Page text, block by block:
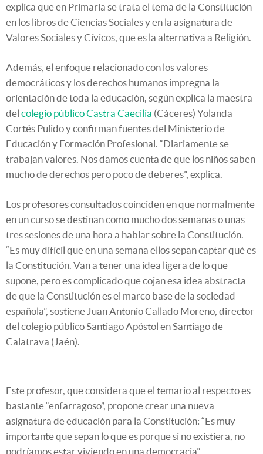
explica que en Primaria se trata el tema de la Constitución
en los libros de Ciencias Sociales y en la asignatura de
Valores Sociales y Cívicos, que es la alternativa a Religión.
Además, el enfoque relacionado con los valores
democráticos y los derechos humanos impregna la
orientación de toda la educación, según explica la maestra
del colegio público Castra Caecilia (Cáceres) Yolanda
Cortés Pulido y confirman fuentes del Ministerio de
Educación y Formación Profesional. “Diariamente se
trabajan valores. Nos damos cuenta de que los niños saben
mucho de derechos pero poco de deberes”, explica.
Los profesores consultados coinciden en que normalmente
en un curso se destinan como mucho dos semanas o unas
tres sesiones de una hora a hablar sobre la Constitución.
“Es muy difícil que en una semana ellos sepan captar qué es
la Constitución. Van a tener una idea ligera de lo que
supone, pero es complicado que cojan esa idea abstracta
de que la Constitución es el marco base de la sociedad
española”, sostiene Juan Antonio Callado Moreno, director
del colegio público Santiago Apóstol en Santiago de
Calatrava (Jaén).
Este profesor, que considera que el temario al respecto es
bastante “enfarragoso”, propone crear una nueva
asignatura de educación para la Constitución: “Es muy
importante que sepan lo que es porque si no existiera, no
podríamos estar viviendo en una democracia”.